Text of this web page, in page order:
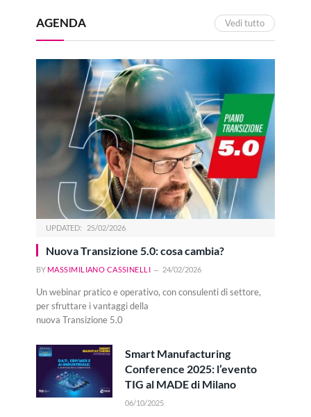
AGENDA Vedi tutto
UPDATED: 25/02/2026
Nuova Transizione 5.0: cosa cambia?
BY MASSIMILIANO CASSINELLI 24/02/2026
Un webinar pratico e operativo, con consulenti di settore,
per sfruttare i vantaggi della
nuova Transizione 5.0
Smart Manufacturing
Conference 2025: l’evento
TIG al MADE di Milano
06/10/2025